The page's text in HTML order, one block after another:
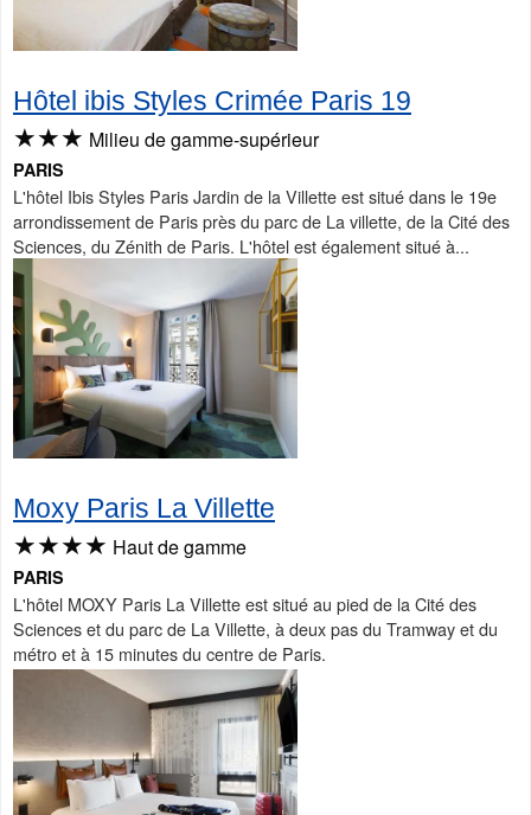
Hôtel ibis Styles Crimée Paris 19
★★★ Milieu de gamme-supérieur
PARIS
L'hôtel Ibis Styles Paris Jardin de la Villette est situé dans le 19e
arrondissement de Paris près du parc de La villette, de la Cité des
Sciences, du Zénith de Paris. L'hôtel est également situé à...
Moxy Paris La Villette
★★★★ Haut de gamme
PARIS
L'hôtel MOXY Paris La Villette est situé au pied de la Cité des
Sciences et du parc de La Villette, à deux pas du Tramway et du
métro et à 15 minutes du centre de Paris.